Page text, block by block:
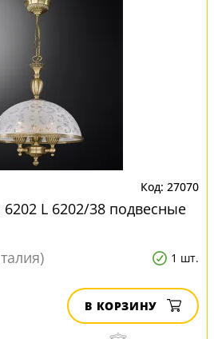
27070
L 6202/38 подвесные
1 шт.
В КОРЗИНУ